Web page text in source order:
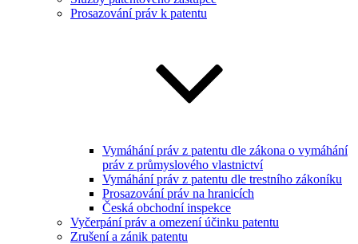
Prosazování práv k patentu
Vymáhání práv z patentu dle zákona o vymáhání
práv z průmyslového vlastnictví
Vymáhání práv z patentu dle trestního zákoníku
Prosazování práv na hranicích
Česká obchodní inspekce
Vyčerpání práv a omezení účinku patentu
Zrušení a zánik patentu